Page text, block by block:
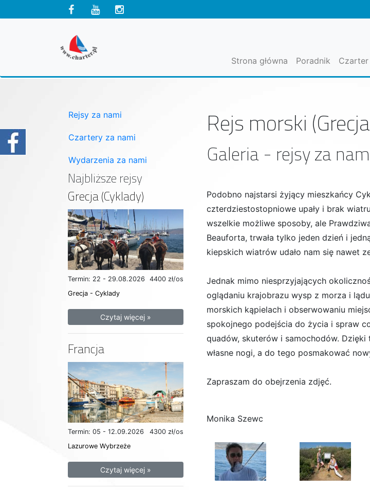
Strona główna Poradnik
Rejs morski
Galeria - rejsy za
Podobno najstarsi żyjący mieszkańcy
czterdziestostopniowe upały i brak
wszelkie możliwe sposoby, ale
Beauforta, trwała tylko jeden dzień i
kiepskich wiatrów udało nam się nawet
Jednak mimo niesprzyjających
oglądaniu krajobrazu wysp z morza i
morskich kąpielach i obserwowaniu
spokojnego podejścia do życia i spraw
quadów, skuterów i samochodów.
własne nogi, a do tego posmakować
Zapraszam do obejrzenia zdjęć.
Monika Szewc
Rejsy za nami
Czartery za nami
Wydarzenia za nami
Najbliższe rejsy
Grecja (Cyklady)
Termin: 22 - 29.08.2026
4400 zł/os
Grecja - Cyklady
Czytaj więcej »
Francja
Termin: 05 - 12.09.2026
4300 zł/os
Lazurowe Wybrzeże
Czytaj więcej »